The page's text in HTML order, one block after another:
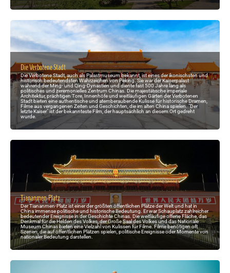
Die Verbotene Stadt
Die Verbotene Stadt, auch als Palastmuseum bekannt, ist eines der ikonischsten und
historisch bedeutendsten Wahrzeichen von Peking. Sie war der Kaiserpalast
während der Ming- und Qing-Dynastien und diente fast 500 Jahre lang als
politisches und zeremonielles Zentrum Chinas. Die majestätische imperiale
Architektur, prächtigen Tore, Innenhöfe und weitläufigen Gärten der Verbotenen
Stadt bieten eine authentische und atemberaubende Kulisse für historische Dramen,
Filme aus vergangenen Zeiten und Geschichten, die im alten China spielen. "Der
letzte Kaiser" ist der bekannteste Film, der hauptsächlich an diesem Ort gedreht
wurde.
Tiananmen-Platz
Der Tiananmen-Platz ist einer der größten öffentlichen Plätze der Welt und hat in
China immense politische und historische Bedeutung. Er war Schauplatz zahlreicher
bedeutender Ereignisse in der Geschichte Chinas. Die weitläufige offene Fläche, das
Denkmal für die Helden des Volkes, der Große Saal des Volkes und das Nationale
Museum Chinas bieten eine Vielzahl von Kulissen für Filme. Filme benötigen oft
Szenen, die auf öffentlichen Plätzen spielen, politische Ereignisse oder Momente von
nationaler Bedeutung darstellen.